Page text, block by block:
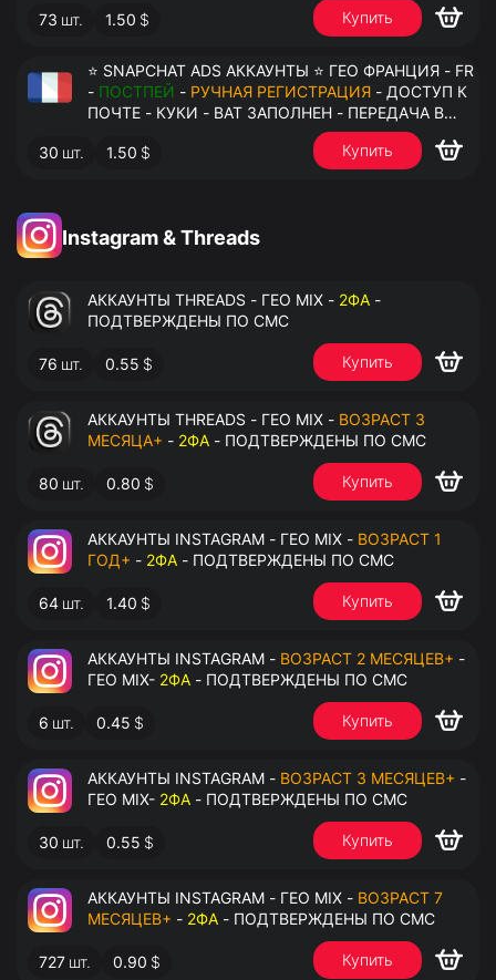
73 шт. 1.50 $ Купить
⭐ SNAPCHAT ADS АККАУНТЫ ⭐ ГЕО ФРАНЦИЯ - FR
- ПОСТПЕЙ - РУЧНАЯ РЕГИСТРАЦИЯ - ДОСТУП К
ПОЧТЕ - КУКИ - ВАТ ЗАПОЛНЕН - ПЕРЕДАЧА В
30 шт. 1.50 $ Купить
Instagram & Threads
АККАУНТЫ THREADS - ГЕО MIX - 2ФА -
ПОДТВЕРЖДЕНЫ ПО СМС
76 шт. 0.55 $ Купить
АККАУНТЫ THREADS - ГЕО MIX - ВОЗРАСТ 3
МЕСЯЦА+ - 2ФА - ПОДТВЕРЖДЕНЫ ПО СМС
80 шт. 0.80 $ Купить
АККАУНТЫ INSTAGRAM - ГЕО MIX - ВОЗРАСТ 1
ГОД+ - 2ФА - ПОДТВЕРЖДЕНЫ ПО СМС
64 шт. 1.40 $ Купить
АККАУНТЫ INSTAGRAM - ВОЗРАСТ 2 МЕСЯЦЕВ+ -
ГЕО MIX- 2ФА - ПОДТВЕРЖДЕНЫ ПО СМС
6 шт. 0.45 $ Купить
АККАУНТЫ INSTAGRAM - ВОЗРАСТ 3 МЕСЯЦЕВ+ -
ГЕО MIX- 2ФА - ПОДТВЕРЖДЕНЫ ПО СМС
30 шт. 0.55 $ Купить
АККАУНТЫ INSTAGRAM - ГЕО MIX - ВОЗРАСТ 7
МЕСЯЦЕВ+ - 2ФА - ПОДТВЕРЖДЕНЫ ПО СМС
727 шт. 0.90 $ Купить